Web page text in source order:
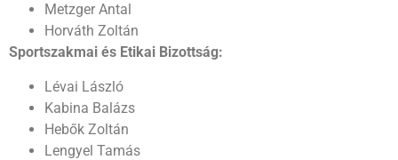
Metzger Antal
Horváth Zoltán
Sportszakmai és Etikai Bizottság:
Lévai László
Kabina Balázs
Hebők Zoltán
Lengyel Tamás